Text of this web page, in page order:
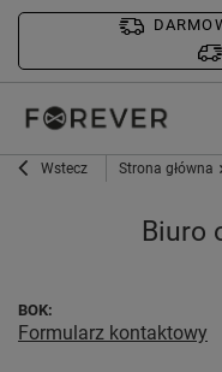
Wstecz Strona główna
Biuro
BOK:
Formularz kontaktowy